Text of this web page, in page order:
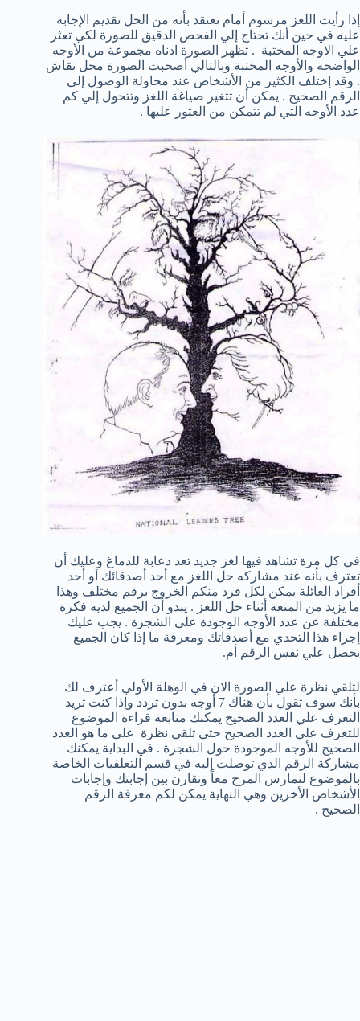
إذا رأيت اللغز مرسوم أمام تعتقد بأنه من الحل تقديم الإجابة
عليه في حين أنك تحتاج إلي الفحص الدقيق للصورة لكي تعثر
علي الاوجه المختبة . تظهر الصورة ادناه مجموعة من الأوجه
الواضحة والأوجه المختبة وبالتالي أصحبت الصورة محل نقاش
. وقد إختلف الكثير من الأشخاص عند محاولة الوصول إلي
الرقم الصحيح . يمكن أن تتغير صياغة اللغز وتتحول إلي كم
عدد الأوجه التي لم تتمكن من العثور عليها .
في كل مرة تشاهد فيها لغز جديد تعد دعابة للدماغ وعليك أن
تعترف بأنه عند مشاركه حل اللغز مع أحد أصدقائك أو أحد
أفراد العائلة يمكن لكل فرد منكم الخروج برقم مختلف وهذا
ما يزيد من المتعة أثناء حل اللغز . يبدو أن الجميع لديه فكرة
مختلفة عن عدد الأوجه الوجودة علي الشجرة . يجب عليك
إجراء هذا التحدي مع أصدقائك ومعرفة ما إذا كان الجميع
يحصل علي نفس الرقم أم.
لتلقي نظرة علي الصورة الان في الوهلة الأولي أعترف لك
بأنك سوف تقول بأن هناك 7 أوجه بدون تردد وإذا كنت تريد
التعرف علي العدد الصحيح يمكنك متابعة قراءة الموضوع
للتعرف علي العدد الصحيح حتي تلقي نظرة علي ما هو العدد
الصحيح للأوجه الموجودة حول الشجرة . في البداية يمكنك
مشاركة الرقم الذي توصلت إليه في قسم التعلقيات الخاصة
بالموضوع لنمارس المرح معاً ونقارن بين إجابتك وإجابات
الأشخاص الأخرين وهي النهاية يمكن لكم معرفة الرقم
الصحيح .